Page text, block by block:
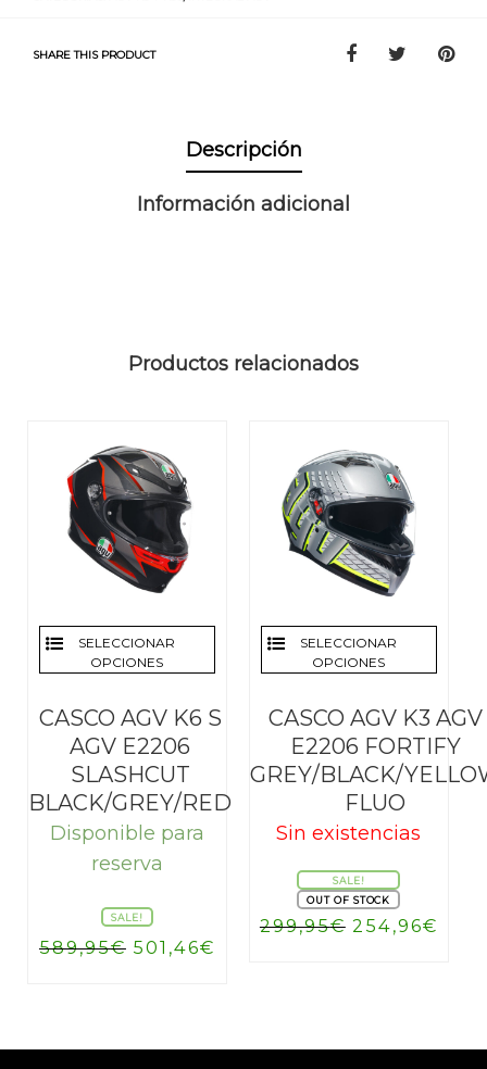
SHARE THIS PRODUCT
Descripción
Información adicional
Productos relacionados
SELECCIONAR
OPCIONES
CASCO AGV K6 S
AGV E2206
SLASHCUT
BLACK/GREY/RED
Disponible para
reserva
SALE!
589,95€ El
589,95€.
501,46€
501,46€.
SELECCIONAR
OPCIONES
CASCO AGV K3 AGV
E2206 FORTIFY
GREY/BLACK/
FLUO
Sin existencias
SALE!
OUT OF STOCK
299,95€ El
254,96€